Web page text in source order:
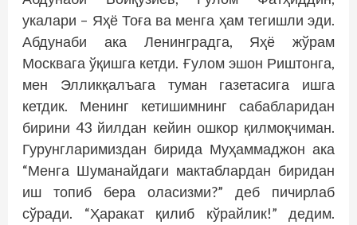
укалари – Яҳё Тоға ва менга ҳам тегишли эди.
Абдунаби ака Ленинградга, Яҳё жўрам
Москвага ўқишга кетди. Ғулом эшон Риштонга,
мен Элликқалъага туман газетасига ишга
кетдик. Менинг кетишимнинг сабабларидан
бирини 43 йилдан кейин ошкор қилмоқчиман.
Гурунгларимиздан бирида Муҳаммаджон ака
“Менга Шуманайдаги мактаблардан биридан
иш топиб бера оласизми?” деб пичирлаб
сўради. “Ҳаракат қилиб кўрайлик!” дедим.